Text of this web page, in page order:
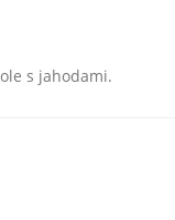
s jahodami.